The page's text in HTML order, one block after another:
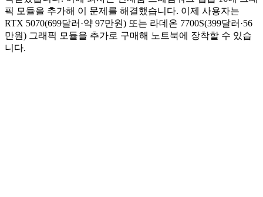
픽 모듈을 추가해 이 문제를 해결했습니다. 이제 사용자는
RTX 5070(699달러·약 97만원) 또는 라데온 7700S(399달러·56
만원) 그래픽 모듈을 추가로 구매해 노트북에 장착할 수 있습
니다.